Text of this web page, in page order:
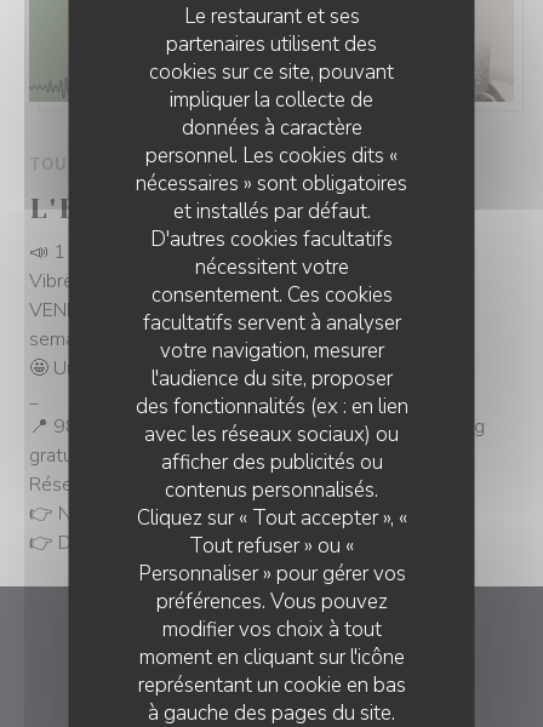
Le restaurant et ses
partenaires utilisent des
cookies sur ce site, pouvant
impliquer la collecte de
données à caractère
personnel. Les cookies dits «
nécessaires » sont obligatoires
et installés par défaut.
D'autres cookies facultatifs
nécessitent votre
consentement. Ces cookies
facultatifs servent à analyser
votre navigation, mesurer
l'audience du site, proposer
des fonctionnalités (ex : en lien
avec les réseaux sociaux) ou
afficher des publicités ou
contenus personnalisés.
Cliquez sur « Tout accepter », «
Tout refuser » ou «
Personnaliser » pour gérer vos
préférences. Vous pouvez
modifier vos choix à tout
moment en cliquant sur l'icône
représentant un cookie en bas
à gauche des pages du site.
TOUS LES JOURS DE 19H00 À 22H30
L'ÉTÉ EN MUSIQUE !🎵🎵
📣 1 Seule adresse, 2 Ambiances !
Vibrez tout l'été aux rythmes de nos JEUDIS &
VENDREDIS musicaux, pour finir agréablement vos
semaines 🎶
🤩 Un Welcome drink à votre arrivée est offert
_
📍 98, Route de la Rochelle 79000 Bessines / Parking
gratuit
Réservation conseillée:
👉 Nomade 📞 05.49.00.32.03
👉 Domaine de la Tuilerie 📞 05.49.09.12.45
Nomade - Restaurant - Bar à
dégustations